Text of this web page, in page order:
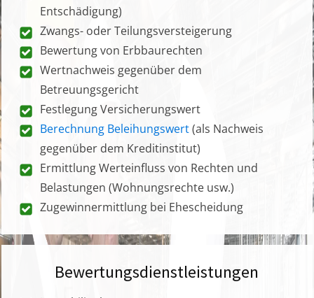
Entschädigung)
Zwangs- oder Teilungsversteigerung
Bewertung von Erbbaurechten
Wertnachweis gegenüber dem
Betreuungsgericht
Festlegung Versicherungswert
Berechnung Beleihungswert(als Nachweis
gegenüber dem Kreditinstitut)
Ermittlung Werteinfluss von Rechten und
Belastungen (Wohnungsrechte usw.)
Zugewinnermittlung bei Ehescheidung
Bewertungsdienstleistungen